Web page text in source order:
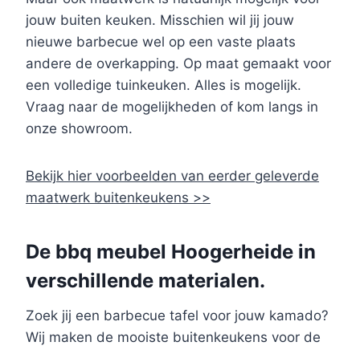
jouw buiten keuken. Misschien wil jij jouw
nieuwe barbecue wel op een vaste plaats
andere de overkapping. Op maat gemaakt voor
een volledige tuinkeuken. Alles is mogelijk.
Vraag naar de mogelijkheden of kom langs in
onze showroom.
Bekijk hier voorbeelden van eerder geleverde
maatwerk buitenkeukens >>
De bbq meubel Hoogerheide in
verschillende materialen.
Zoek jij een barbecue tafel voor jouw kamado?
Wij maken de mooiste buitenkeukens voor de